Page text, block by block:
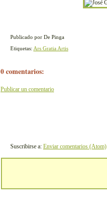
Publicado por De Pinga
Etiquetas: Ars Gratia Artis
0 comentarios:
Publicar un comentario
Suscribirse a: Enviar comentarios (Atom)